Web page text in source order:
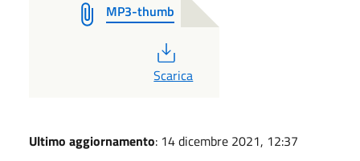
MP3-thumb
PDF
Scarica
Ultimo aggiornamento: 14 dicembre 2021, 12:37